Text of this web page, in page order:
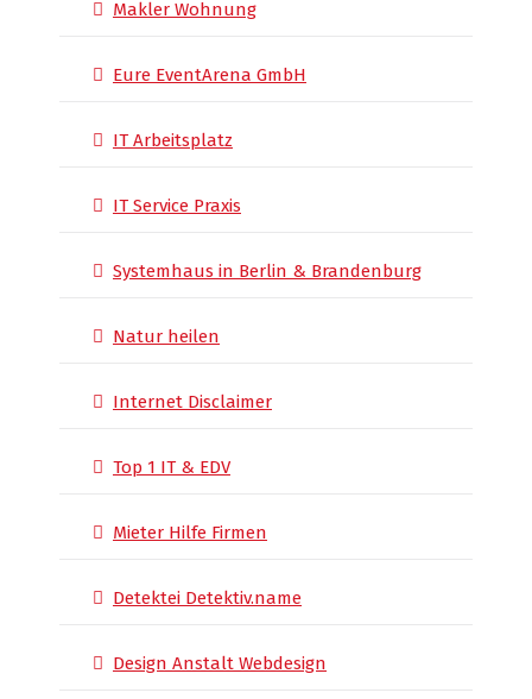
Makler Wohnung
Eure EventArena GmbH
IT Arbeitsplatz
IT Service Praxis
Systemhaus in Berlin & Brandenburg
Natur heilen
Internet Disclaimer
Top 1 IT & EDV
Mieter Hilfe Firmen
Detektei Detektiv.name
Design Anstalt Webdesign